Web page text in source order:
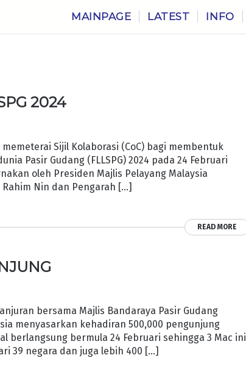
MAINPAGE LATEST INFO
2024
Sijil Kolaborasi (CoC) bagi membentuk
Pasir Gudang (FLLSPG) 2024 pada 24 Februari
oleh Presiden Majlis Pelayang Malaysia
Rahim Nin dan Pengarah […]
READ MORE
bersama Majlis Bandaraya Pasir Gudang
menyasarkan kehadiran 500,000 pengunjung
bermula 24 Februari sehingga 3 Mac ini
39 negara dan juga lebih 400 […]